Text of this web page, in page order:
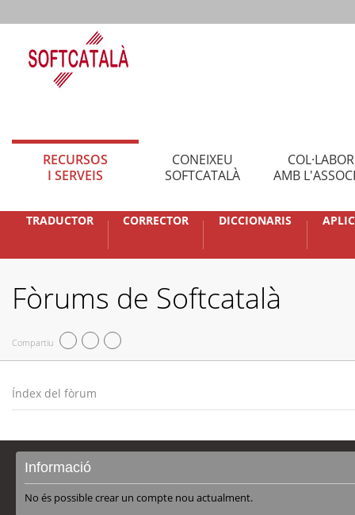
RECURSOS
I SERVEIS
CONEIXEU
SOFTCATALÀ
AMB
TRADUCTOR CORRECTOR DICCIONARIS
Fòrums de Softcatalà
Compartiu
Índex del fòrum
Informació
No és possible crear un compte nou actualment.